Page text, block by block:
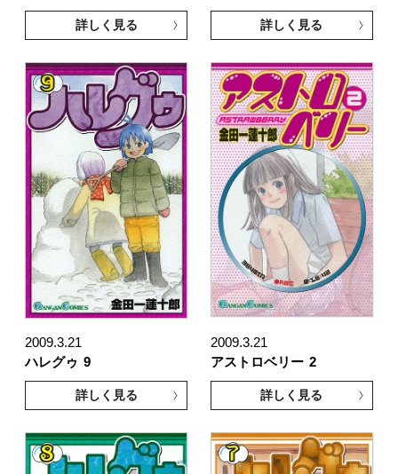
詳しく見る 詳しく見る
2009.3.21
ハレグゥ 9
詳しく見る
2009.3.21
アストロベリー 2
詳しく見る